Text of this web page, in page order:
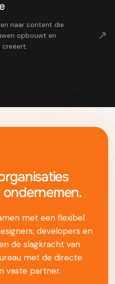
naar content die
opbouwt en
creëert.
↗
met een flexibel
developers en
de slagkracht van
met de directe
vaste partner.